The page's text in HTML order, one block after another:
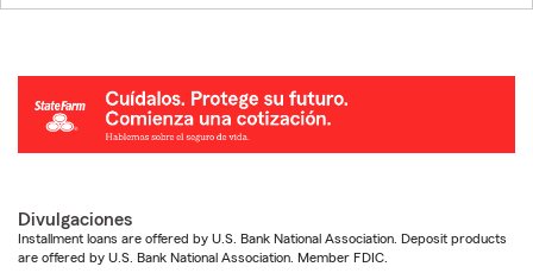
Divulgaciones
Installment loans are offered by U.S. Bank National Association. Deposit products
are offered by U.S. Bank National Association. Member FDIC.